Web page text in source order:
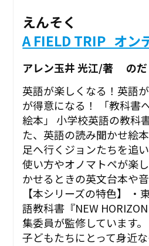
えんそく
A FIELD TRIP_オン
アレン玉井 光江/著 のだ
英語が楽しくなる！英語
が得意になる！ 「教科書
絵本」 小学校英語の教科
た、英語の読み聞かせ絵
足へ行くジョンたちを追
使い方やオノマトペが楽
かせるときの英文台本や
【本シリーズの特色】 ・
語教科書『NEW
集委員が監修しています。
子どもたちにとって身近